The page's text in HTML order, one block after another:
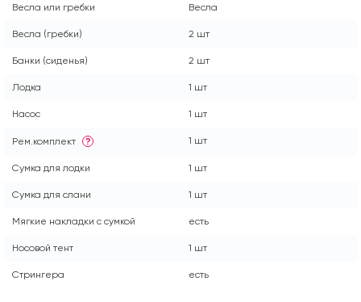
Весла или гребки Весла
Весла (гребки) 2 шт
Банки (сиденья) 2 шт
Лодка 1 шт
Насос 1 шт
Рем.комплект ? 1 шт
Сумка для лодки 1 шт
Сумка для слани 1 шт
Мягкие накладки с сумкой есть
Носовой тент 1 шт
Стрингера есть